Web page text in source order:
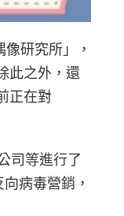
研究所」，
此之外，還
正在對
司等進行了
病毒營銷，